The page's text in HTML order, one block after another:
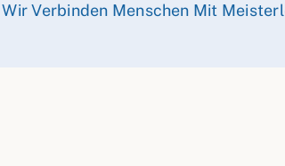
Wir Verbinden Menschen Mit